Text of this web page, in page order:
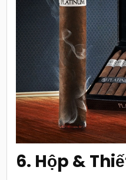
6. Hộp &